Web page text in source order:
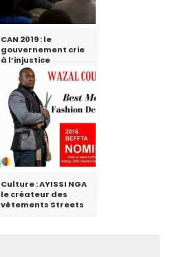
CAN 2019 : le
gouvernement crie
à l’injustice
Culture : AYISSI NGA
le créateur des
vêtements Streets